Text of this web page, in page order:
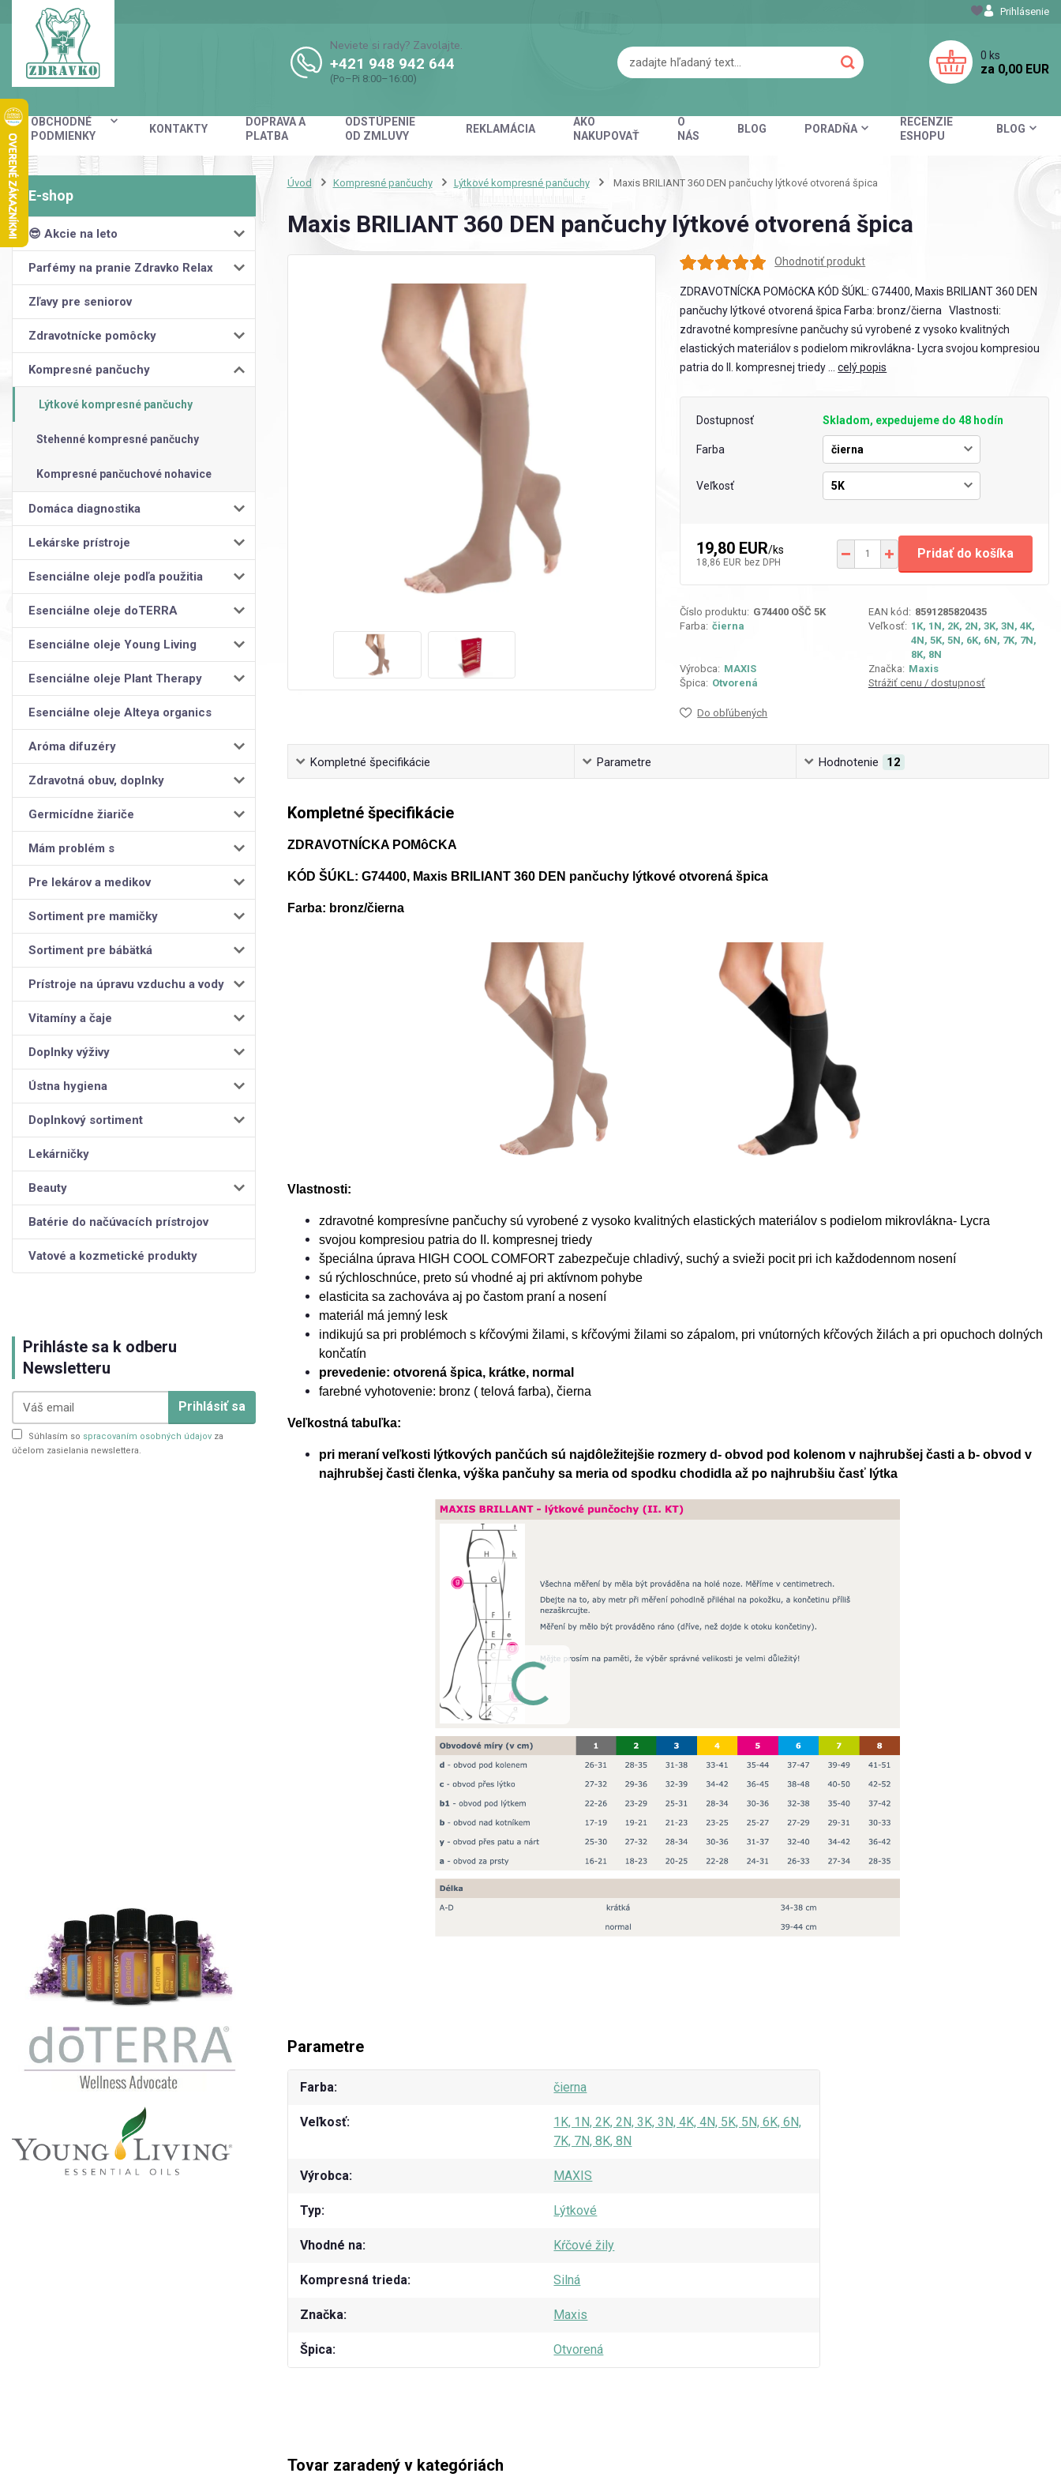
OBCHODNÉ
PODMIENKY
KONTAKTY
DOPRAVA A
PLATBA
ODSTÚPENIE
OD ZMLUVY
REKLAMÁCIA
AKO
NAKUPOVAŤ
O
NÁS
BLOG PORADŇA
RECENZIE
ESHOPU
BLOG
Prihlásenie
Neviete si rady? Zavolajte.
+421 948 942 644
(Po–Pi 8:00–16:00)
0 ks
za 0,00 EUR
😎 Akcie na leto
Parfémy na pranie Zdravko Relax
Zľavy pre seniorov
Zdravotnícke pomôcky
Kompresné pančuchy
Lýtkové kompresné pančuchy
Stehenné kompresné pančuchy
Kompresné pančuchové nohavice
Domáca diagnostika
Lekárske prístroje
Esenciálne oleje podľa použitia
Esenciálne oleje doTERRA
Esenciálne oleje Young Living
Esenciálne oleje Plant Therapy
Esenciálne oleje Alteya organics
Aróma difuzéry
Zdravotná obuv, doplnky
Germicídne žiariče
Mám problém s
Pre lekárov a medikov
Sortiment pre mamičky
Sortiment pre bábätká
Prístroje na úpravu vzduchu a vody
Vitamíny a čaje
Doplnky výživy
Ústna hygiena
Doplnkový sortiment
Lekárničky
Beauty
Batérie do načúvacích prístrojov
Vatové a kozmetické produkty
Prihláste sa k odberu
Newsletteru
Prihlásiť sa
Súhlasím so spracovaním osobných údajov za
účelom zasielania newslettera.
Úvod Kompresné pančuchy Lýtkové kompresné pančuchy Maxis BRILIANT 360 DEN pančuchy lýtkové otvorená špica
Maxis BRILIANT 360 DEN pančuchy lýtkové otvorená špica
Ohodnotiť produkt
ZDRAVOTNÍCKA POMôCKA KÓD ŠÚKL: G74400, Maxis BRILIANT 360 DEN
pančuchy lýtkové otvorená špica Farba: bronz/čierna Vlastnosti:
zdravotné kompresívne pančuchy sú vyrobené z vysoko kvalitných
elastických materiálov s podielom mikrovlákna- Lycra svojou kompresiou
patria do II. kompresnej triedy ...celý popis
Dostupnosť Skladom, expedujeme do 48 hodín
Farba
Veľkosť
19,80 EUR/ks
18,86 EUR bez DPH
Pridať do košíka
Číslo produktu: G74400 OŠČ 5K EAN kód: 8591285820435
Farba: čierna Veľkosť: 1K, 1N, 2K, 2N, 3K, 3N, 4K,
4N, 5K, 5N, 6K, 6N, 7K, 7N,
8K, 8N
Výrobca: MAXIS Značka: Maxis
Špica: Otvorená Strážiť cenu / dostupnosť
Do obľúbených
Kompletné špecifikácie Parametre Hodnotenie 12
Kompletné špecifikácie
ZDRAVOTNÍCKA POMôCKA
KÓD ŠÚKL: G74400, Maxis BRILIANT 360 DEN pančuchy lýtkové otvorená špica
Farba: bronz/čierna
Vlastnosti:
zdravotné kompresívne pančuchy sú vyrobené z vysoko kvalitných elastických materiálov s podielom mikrovlákna- Lycra
svojou kompresiou patria do II. kompresnej triedy
špeciálna úprava HIGH COOL COMFORT zabezpečuje chladivý, suchý a svieži pocit pri ich každodennom nosení
sú rýchloschnúce, preto sú vhodné aj pri aktívnom pohybe
elasticita sa zachováva aj po častom praní a nosení
materiál má jemný lesk
indikujú sa pri problémoch s kŕčovými žilami, s kŕčovými žilami so zápalom, pri vnútorných kŕčových žilách a pri opuchoch dolných
končatín
prevedenie: otvorená špica, krátke, normal
farebné vyhotovenie: bronz ( telová farba), čierna
Veľkostná tabuľka:
pri meraní veľkosti lýtkových pančúch sú najdôležitejšie rozmery d- obvod pod kolenom v najhrubšej časti a b- obvod v
najhrubšej časti členka, výška pančuhy sa meria od spodku chodidla až po najhrubšiu časť lýtka
Parametre
Farba čierna
Veľkosť
1K, 1N, 2K, 2N, 3K, 3N, 4K, 4N, 5K, 5N, 6K, 6N,
7K, 7N, 8K, 8N
Výrobca MAXIS
Typ Lýtkové
Vhodné na Kŕčové žily
Kompresná trieda Silná
Značka Maxis
Špica Otvorená
Tovar zaradený v kategóriách